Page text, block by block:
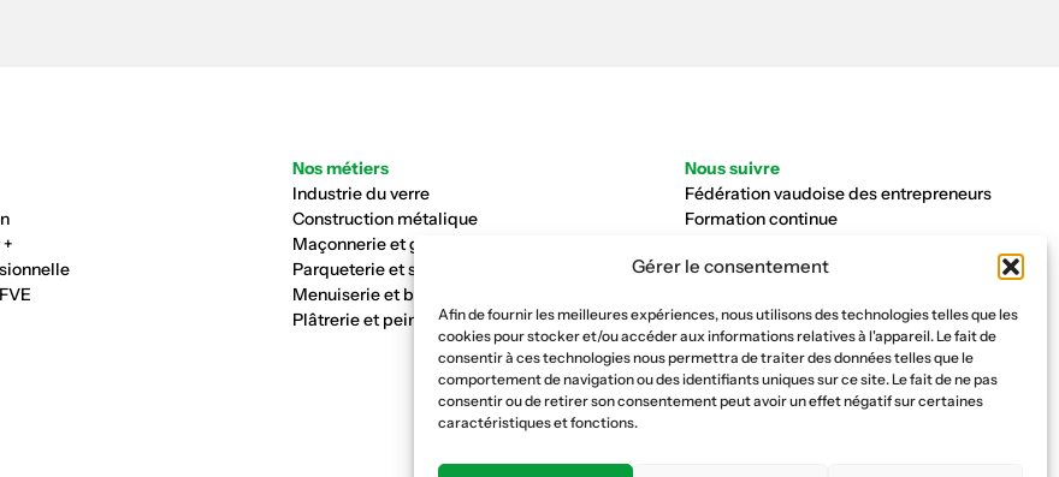
Gérer le consentement
Afin de fournir les meilleures expériences, nous utilisons des technologies telles que les
cookies pour stocker et/ou accéder aux informations relatives à l'appareil. Le fait de
consentir à ces technologies nous permettra de traiter des données telles que le
comportement de navigation ou des identifiants uniques sur ce site. Le fait de ne pas
consentir ou de retirer son consentement peut avoir un effet négatif sur certaines
caractéristiques et fonctions.
Nos métiers
Industrie du verre
Construction métalique
Maçonnerie et génie civil
Parqueterie et sols
Menuiserie et bois
Plâtrerie et peinture
Nous suivre
Fédération vaudoise des entrepreneurs
Formation continue
Caisse AVS 66.1